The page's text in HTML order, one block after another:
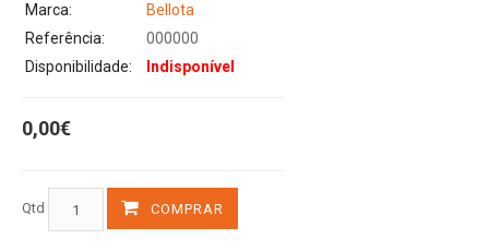
Marca:
Bellota
Referência:
000000
Disponibilidade:
Indisponível
0,00€
Qtd COMPRAR